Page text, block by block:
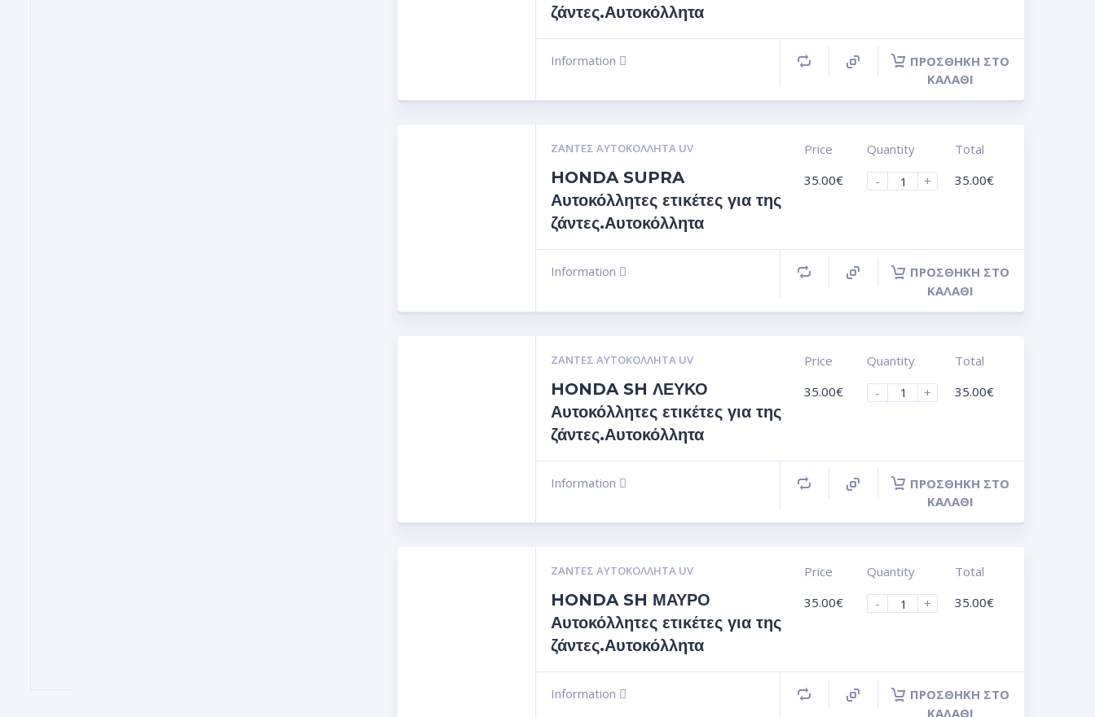
ζάντες.Αυτοκόλλητα
Information
ΠΡΟΣΘΉΚΗ ΣΤΟ
ΚΑΛΆΘΙ
ΖΆΝΤΕΣ ΑΥΤΟΚΌΛΛΗΤΑ UV
HONDA SUPRA
Αυτοκόλλητες ετικέτες για της
ζάντες.Αυτοκόλλητα
Price
35.00€
Quantity
-
+
Total
35.00€
Information
ΠΡΟΣΘΉΚΗ ΣΤΟ
ΚΑΛΆΘΙ
ΖΆΝΤΕΣ ΑΥΤΟΚΌΛΛΗΤΑ UV
HONDA SH ΛΕΥΚΟ
Αυτοκόλλητες ετικέτες για της
ζάντες.Αυτοκόλλητα
Price
35.00€
Quantity
-
+
Total
35.00€
Information
ΠΡΟΣΘΉΚΗ ΣΤΟ
ΚΑΛΆΘΙ
ΖΆΝΤΕΣ ΑΥΤΟΚΌΛΛΗΤΑ UV
HONDA SH ΜΑΥΡΟ
Αυτοκόλλητες ετικέτες για της
ζάντες.Αυτοκόλλητα
Price
35.00€
Quantity
-
+
Total
35.00€
Information
ΠΡΟΣΘΉΚΗ ΣΤΟ
ΚΑΛΆΘΙ